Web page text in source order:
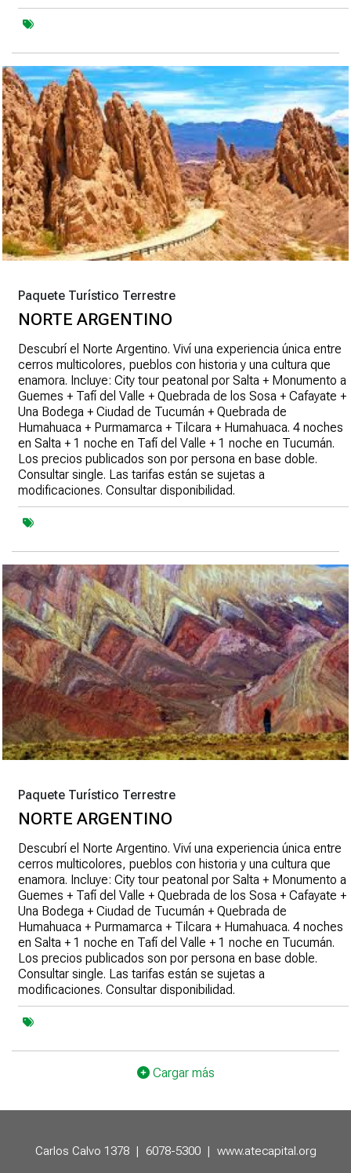
Paquete Turístico Terrestre
NORTE ARGENTINO
Descubrí el Norte Argentino. Viví una experiencia única entre
cerros multicolores, pueblos con historia y una cultura que
enamora. Incluye: City tour peatonal por Salta + Monumento a
Guemes + Tafí del Valle + Quebrada de los Sosa + Cafayate +
Una Bodega + Ciudad de Tucumán + Quebrada de
Humahuaca + Purmamarca + Tilcara + Humahuaca. 4 noches
en Salta + 1 noche en Tafí del Valle + 1 noche en Tucumán.
Los precios publicados son por persona en base doble.
Consultar single. Las tarifas están se sujetas a
modificaciones. Consultar disponibilidad.
Paquete Turístico Terrestre
NORTE ARGENTINO
Descubrí el Norte Argentino. Viví una experiencia única entre
cerros multicolores, pueblos con historia y una cultura que
enamora. Incluye: City tour peatonal por Salta + Monumento a
Guemes + Tafí del Valle + Quebrada de los Sosa + Cafayate +
Una Bodega + Ciudad de Tucumán + Quebrada de
Humahuaca + Purmamarca + Tilcara + Humahuaca. 4 noches
en Salta + 1 noche en Tafí del Valle + 1 noche en Tucumán.
Los precios publicados son por persona en base doble.
Consultar single. Las tarifas están se sujetas a
modificaciones. Consultar disponibilidad.
Cargar más
Carlos Calvo 1378 | 6078-5300 | www.atecapital.org